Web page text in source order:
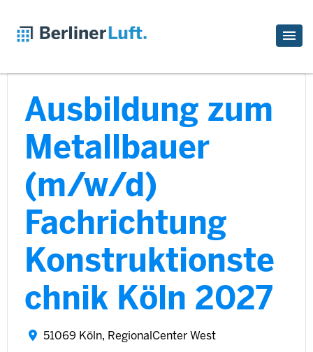
Ausbildung zum
Metallbauer
(m/w/d)
Fachrichtung
Konstruktionste
chnik Köln 2027
51069 Köln, RegionalCenter West